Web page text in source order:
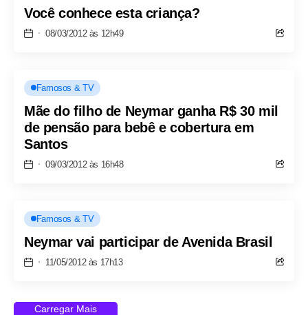
Você conhece esta criança?
08/03/2012 às 12h49
Famosos & TV
Mãe do filho de Neymar ganha R$ 30 mil
de pensão para bebê e cobertura em
Santos
09/03/2012 às 16h48
Famosos & TV
Neymar vai participar de Avenida Brasil
11/05/2012 às 17h13
Carregar Mais